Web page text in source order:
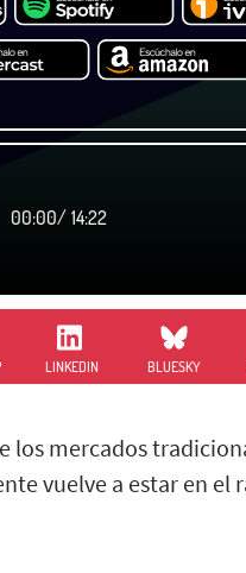
00:00/ 14:22
LINKEDIN BLUESKY
los mercados
vuelve a estar en el